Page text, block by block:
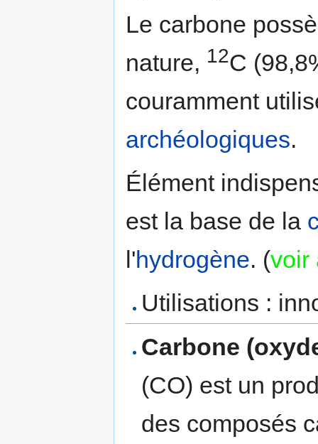
Le carbone
nature, 12C
couramment
archéologiques.
Élément
est la base de la
l'hydrogène. (voir
Utilisations :
Carbone
(CO) est un
des composés